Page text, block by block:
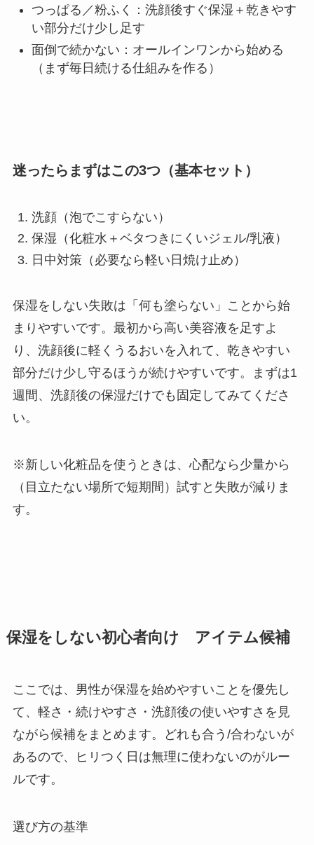
つっぱる／粉ふく：洗顔後すぐ保湿＋乾きやす
い部分だけ少し足す
面倒で続かない：オールインワンから始める
（まず毎日続ける仕組みを作る）
迷ったらまずはこの3つ（基本セット）
洗顔（泡でこすらない）
保湿（化粧水＋ベタつきにくいジェル/乳液）
日中対策（必要なら軽い日焼け止め）
保湿をしない失敗は「何も塗らない」ことから始
まりやすいです。最初から高い美容液を足すよ
り、洗顔後に軽くうるおいを入れて、乾きやすい
部分だけ少し守るほうが続けやすいです。まずは1
週間、洗顔後の保湿だけでも固定してみてくださ
い。
※新しい化粧品を使うときは、心配なら少量から
（目立たない場所で短期間）試すと失敗が減りま
す。
保湿をしない初心者向け アイテム候補
ここでは、男性が保湿を始めやすいことを優先し
て、軽さ・続けやすさ・洗顔後の使いやすさを見
ながら候補をまとめます。どれも合う/合わないが
あるので、ヒリつく日は無理に使わないのがルー
ルです。
選び方の基準